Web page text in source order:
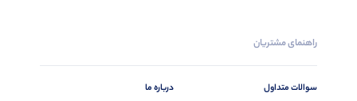
راهنمای مشتریان
سوالات متداول
درباره ما